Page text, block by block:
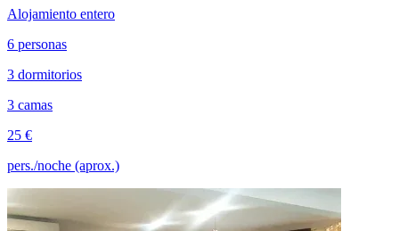
Alojamiento entero
6 personas
3 dormitorios
3 camas
25 €
pers./noche (aprox.)